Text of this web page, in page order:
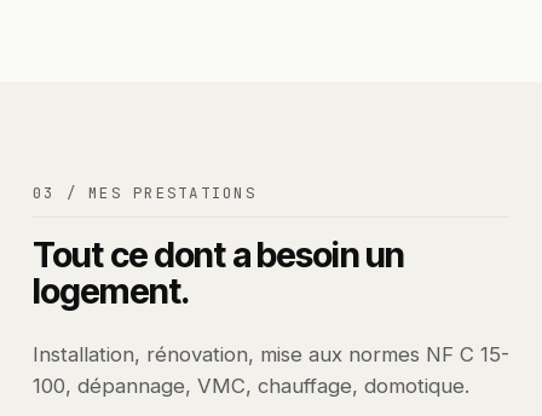
03 / MES PRESTATIONS
Tout ce dont a besoin un
logement.
Installation, rénovation, mise aux normes NF C 15-
100, dépannage, VMC, chauffage, domotique.